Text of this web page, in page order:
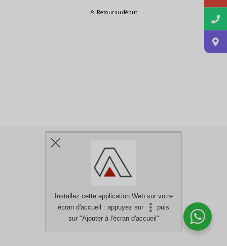
Besoin d'aide?discutez avec nous
Retour au début
Installez cette application Web sur votre
écran d'accueil : appuyez sur
puis
sur "Ajouter à l'écran d'accueil"